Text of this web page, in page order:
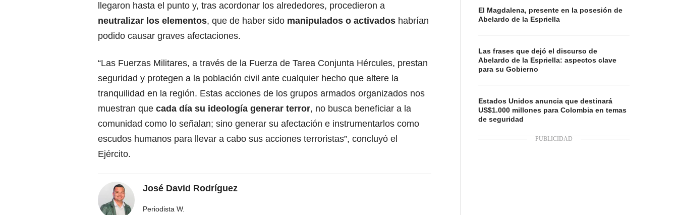
llegaron hasta el punto y, tras acordonar los alrededores, procedieron a
neutralizar los elementos, que de haber sido manipulados o activados habrían
podido causar graves afectaciones.
“Las Fuerzas Militares, a través de la Fuerza de Tarea Conjunta Hércules, prestan
seguridad y protegen a la población civil ante cualquier hecho que altere la
tranquilidad en la región. Estas acciones de los grupos armados organizados nos
muestran que cada día su ideología generar terror, no busca beneficiar a la
comunidad como lo señalan; sino generar su afectación e instrumentarlos como
escudos humanos para llevar a cabo sus acciones terroristas”, concluyó el
Ejército.
José David Rodríguez
Periodista W.
El Magdalena, presente en la posesión de
Abelardo de la Espriella
Las frases que dejó el discurso de
Abelardo de la Espriella: aspectos clave
para su Gobierno
Estados Unidos anuncia que destinará
US$1.000 millones para Colombia en temas
de seguridad